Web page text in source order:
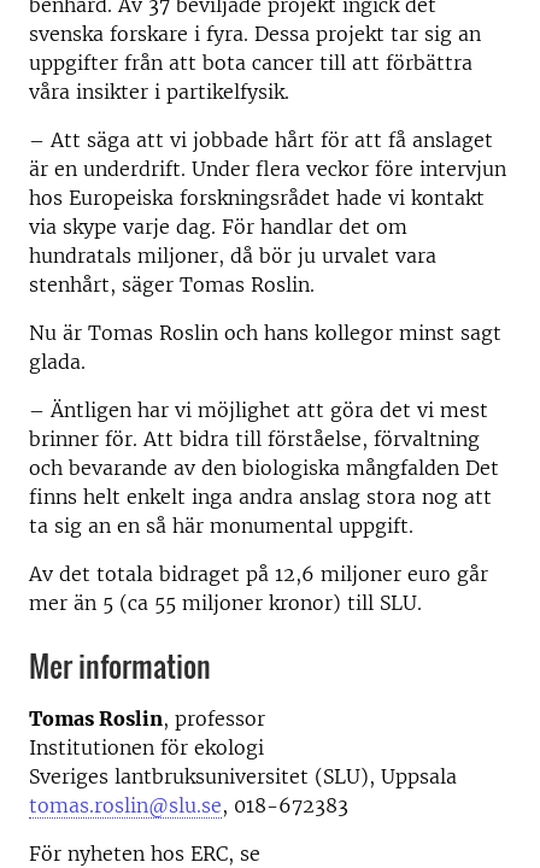
benhård. Av 37 beviljade projekt ingick det
svenska forskare i fyra. Dessa projekt tar sig an
uppgifter från att bota cancer till att förbättra
våra insikter i partikelfysik.
– Att säga att vi jobbade hårt för att få anslaget
är en underdrift. Under flera veckor före intervjun
hos Europeiska forskningsrådet hade vi kontakt
via skype varje dag. För handlar det om
hundratals miljoner, då bör ju urvalet vara
stenhårt, säger Tomas Roslin.
Nu är Tomas Roslin och hans kollegor minst sagt
glada.
– Äntligen har vi möjlighet att göra det vi mest
brinner för. Att bidra till förståelse, förvaltning
och bevarande av den biologiska mångfalden Det
finns helt enkelt inga andra anslag stora nog att
ta sig an en så här monumental uppgift.
Av det totala bidraget på 12,6 miljoner euro går
mer än 5 (ca 55 miljoner kronor) till SLU.
Mer information
Tomas Roslin, professor
Institutionen för ekologi
Sveriges lantbruksuniversitet (SLU), Uppsala
tomas.roslin@slu.se, 018-672383
För nyheten hos ERC, se